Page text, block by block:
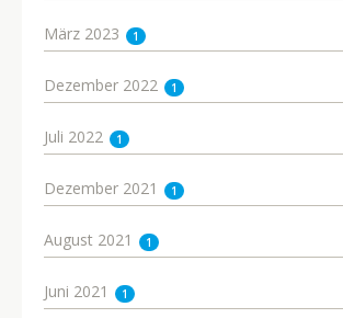
März 2023 1
Dezember 2022 1
Juli 2022 1
Dezember 2021 1
August 2021 1
Juni 2021 1